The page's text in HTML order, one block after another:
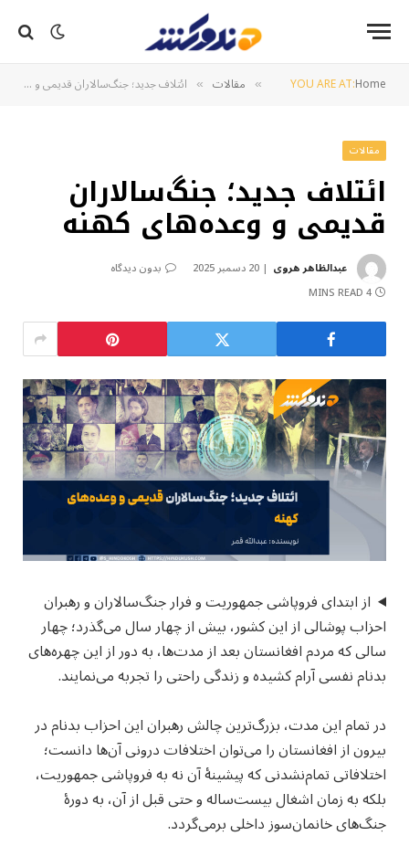
YOU ARE AT:Home
» مقالات » ائتلاف جدید؛ جنگ‌سالاران قدیمی و وعده‌های کهنه
مقالات
ائتلاف جدید؛ جنگ‌سالاران
قدیمی و وعده‌های کهنه
عبدالظاهر هروی 20 دسمبر 2025
بدون دیدگاه
4 MINS READ
از ابتدای فروپاشی جمهوریت و فرار جنگ‌سالاران و رهبران
احزاب پوشالی از این کشور، بیش از چهار سال می‌گذرد؛ چهار
سالی که مردم افغانستان بعد از مدت‌ها، به دور از این چهره‌های
بدنام نفسی آرام کشیده و زندگی راحتی را تجربه می‌نمایند.
در تمام این مدت، بزرگ‌ترین چالش رهبران این احزاب بدنام در
بیرون از افغانستان را می‌توان اختلافات درونی آن‌ها دانست؛
اختلافاتی تمام‌نشدنی که پیشینهٔ آن نه به فروپاشی جمهوریت،
بلکه به زمان اشغال بیست‌ساله و حتی قبل از آن، به دورهٔ
جنگ‌های خانمان‌سوز داخلی برمی‌گردد.